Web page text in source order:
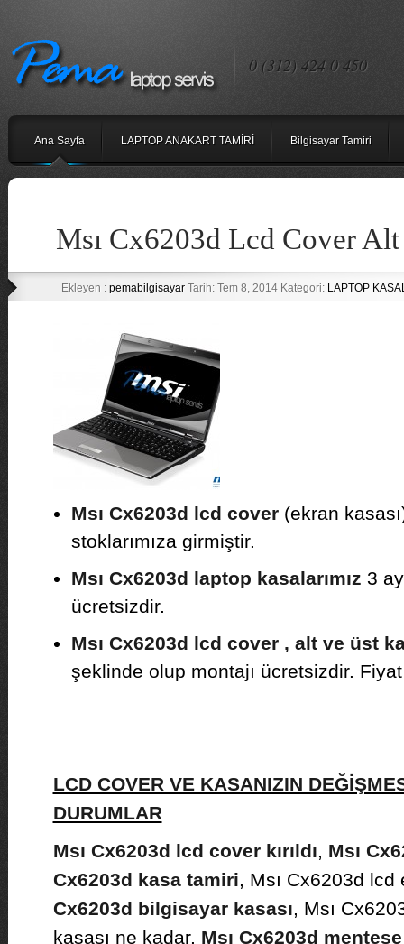
0 (312) 424 0 450
Ana Sayfa LAPTOP ANAKART TAMİRİ Bilgisayar Tamiri
Msı Cx6203d Lcd Cover
Ekleyen : pemabilgisayarTarih: Tem 8, 2014 Kategori: LAPTOP
Msı Cx6203d lcd cover(ekran
stoklarımıza girmiştir.
Msı Cx6203d laptop kasalarımız 3
ücretsizdir.
Msı Cx6203d lcd cover , alt ve üst
şeklinde olup montajı ücretsizdir.
LCD COVER VE KASANIZIN
DURUMLAR
Msı Cx6203d lcd cover kırıldı, Msı
Cx6203d kasa tamiri, Msı Cx6203d
Cx6203d bilgisayar kasası, Msı
kasası ne kadar, Msı Cx6203d